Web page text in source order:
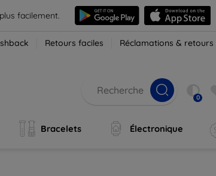
facilement.
Retours faciles Réclamations & retours
0
Bracelets Électronique